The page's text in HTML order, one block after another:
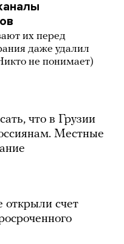
их перед
даже удалил
не понимает)
что в Грузии
Местные
открыли счет